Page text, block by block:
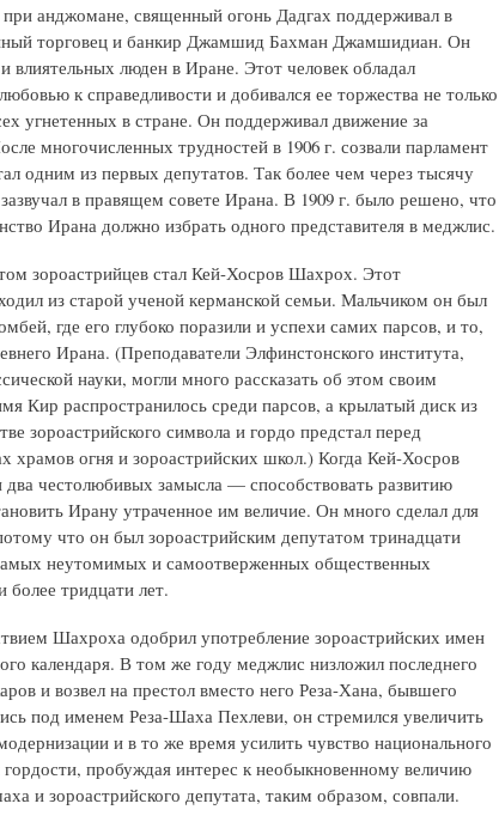
анджомане, священный огонь Дадгах поддерживал в
торговец и банкир Джамшид Бахман Джамшидиан. Он
влиятельных люден в Иране. Этот человек обладал
к справедливости и добивался ее торжества не только
угнетенных в стране. Он поддерживал движение за
многочисленных трудностей в 1906 г. созвали парламент
одним из первых депутатов. Так более чем через тысячу
в правящем совете Ирана. В 1909 г. было решено, что
Ирана должно избрать одного представителя в меджлис.
зороастрийцев стал Кей-Хосров Шахрох. Этот
из старой ученой керманской семьи. Мальчиком он был
где его глубоко поразили и успехи самих парсов, и то,
Ирана. (Преподаватели Элфинстонского института,
науки, могли много рассказать об этом своим
Кир распространилось среди парсов, а крылатый диск из
зороастрийского символа и гордо предстал перед
храмов огня и зороастрийских школ.) Когда Кей-Хосров
два честолюбивых замысла — способствовать развитию
Ирану утраченное им величие. Он много сделал для
что он был зороастрийским депутатом тринадцати
неутомимых и самоотверженных общественных
более тридцати лет.
Шахроха одобрил употребление зороастрийских имен
календаря. В том же году меджлис низложил последнего
и возвел на престол вместо него Реза-Хана, бывшего
под именем Реза-Шаха Пехлеви, он стремился увеличить
и в то же время усилить чувство национального
пробуждая интерес к необыкновенному величию
и зороастрийского депутата, таким образом, совпали.